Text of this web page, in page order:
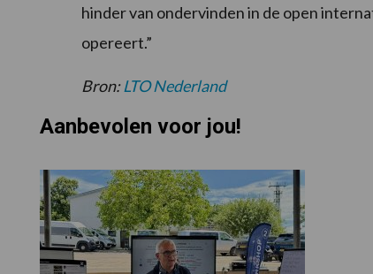
hinder van ondervinden in de open
opereert.”
Bron:LTO Nederland
Aanbevolen voor jou!